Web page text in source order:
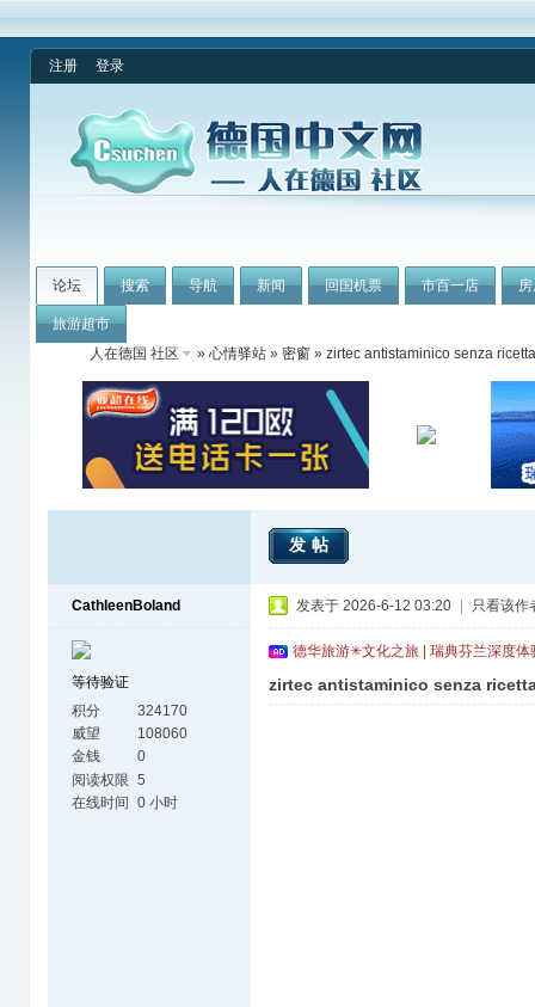
注册 登录
论坛 搜索 导航 新闻 回国机票 市百一店
旅游超市
人在德国 社区
» 心情驿站 » 密窗 » zirtec antistaminico senza
发帖
CathleenBoland
等待验证
积分
324170
威望
108060
金钱
0
阅读权限 5
在线时间 0 小时
发表于 2026-6-12 03:20 只看该作
德华旅游✳文化之旅 | 瑞典芬兰深度
zirtec antistaminico senza